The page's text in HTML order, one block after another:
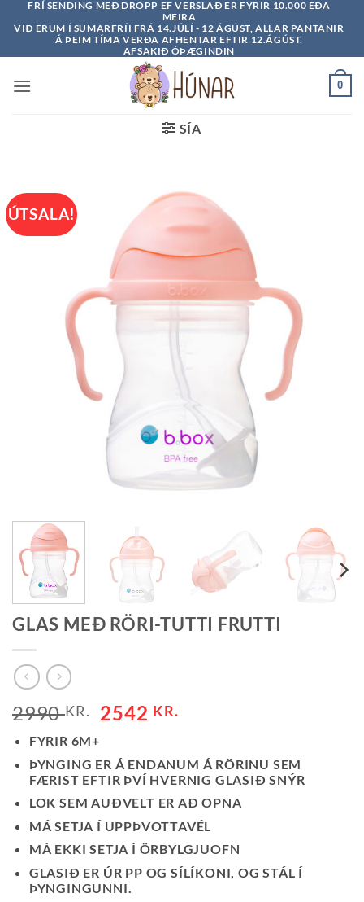
FRÍ SENDING MEÐ DROPP EF VERSLAÐ ER FYRIR 10.000 EÐA
MEIRA
VIÐ ERUM Í SUMARFRÍI FRÁ 14.JÚLÍ - 12 ÁGÚST, ALLAR PANTANIR
Á ÞEIM TÍMA VERÐA AFHENTAR EFTIR 12.ÁGÚST.
AFSAKIÐ ÓÞÆGINDIN
0
SÍA
ÚTSALA!
GLAS MEÐ RÖRI-TUTTI FRUTTI
2990KR. 2542 KR.
FYRIR 6M+
ÞYNGING ER Á ENDANUM Á RÖRINU SEM
FÆRIST EFTIR ÞVÍ HVERNIG GLASIÐ SNÝR
LOK SEM AUÐVELT ER AÐ OPNA
MÁ SETJA Í UPPÞVOTTAVÉL
MÁ EKKI SETJA Í ÖRBYLGJUOFN
GLASIÐ ER ÚR PP OG SÍLÍKONI, OG STÁL Í
ÞYNGINGUNNI.